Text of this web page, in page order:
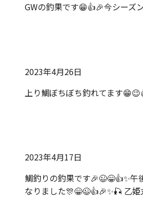
GWの釣果です😁👍🎉今シーズ
2023年4月26日
上り鯛ぼちぼち釣れてます
2023年4月17日
鯛釣りの釣果です🎉😉😁👍✨
なりました🎊😁😉👍🎉✨🎣